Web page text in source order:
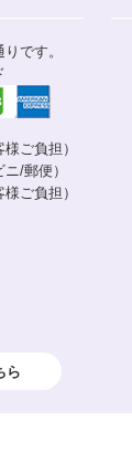
です。
ご負担）
/郵便）
ご負担）
ら